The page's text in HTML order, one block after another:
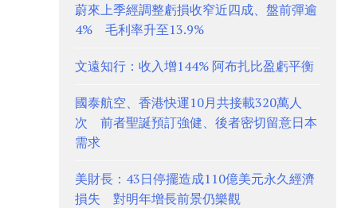
蔚來上季經調整虧損收窄近四成、盤前彈逾
4% 毛利率升至13.9%
文遠知行：收入增144% 阿布扎比盈虧平衡
國泰航空、香港快運10月共接載320萬人
次 前者聖誕預訂強健、後者密切留意日本
需求
美財長：43日停擺造成110億美元永久經濟
損失 對明年增長前景仍樂觀